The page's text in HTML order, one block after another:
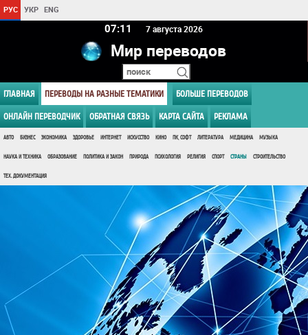
РУС УКР ENG
07 11 7 августа 2026
Мир переводов
ГЛАВНАЯ ПЕРЕВОДЫ НА РАЗНЫЕ ТЕМАТИКИ БОЛЬШЕ ПЕРЕВОДОВ
ОНЛАЙН ПЕРЕВОДЧИК ОБРАТНАЯ СВЯЗЬ КАРТА САЙТА РЕКЛАМА
АВТО БИЗНЕС ЭКОНОМИКА ЗДОРОВЬЕ ИНТЕРНЕТ ИСКУССТВО КИНО ПК, СОФТ ЛИТЕРАТУРА МЕДИЦИНА МУЗЫКА
НАУКА И ТЕХНИКА ОБРАЗОВАНИЕ ПОЛИТИКА И ЗАКОН ПРИРОДА ПСИХОЛОГИЯ РЕЛИГИЯ СПОРТ СТРАНЫ СТРОИТЕЛЬСТВО
ТЕХ. ДОКУМЕНТАЦИЯ